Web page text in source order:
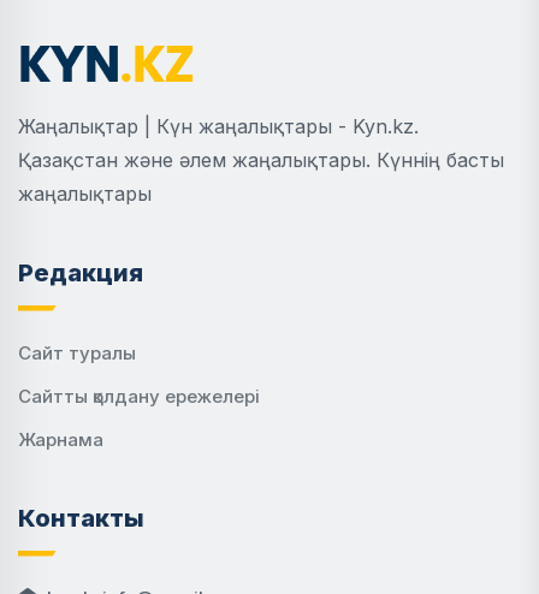
Жаңалықтар | Күн жаңалықтары - Kyn.kz.
Қазақстан және әлем жаңалықтары. Күннің басты
жаңалықтары
Редакция
Сайт туралы
Сайтты қолдану ережелері
Жарнама
Контакты